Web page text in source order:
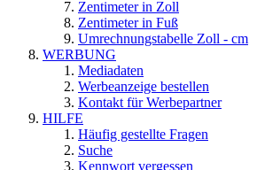
Zentimeter in Zoll
Zentimeter in Fuß
Umrechnungstabelle Zoll - cm
WERBUNG
Mediadaten
Werbeanzeige bestellen
Kontakt für Werbepartner
HILFE
Häufig gestellte Fragen
Suche
Kennwort vergessen